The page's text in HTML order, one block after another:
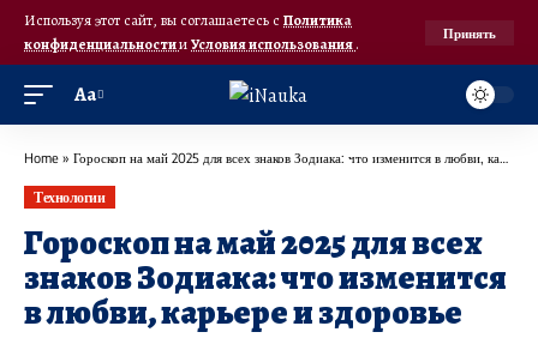
Используя этот сайт, вы соглашаетесь с Политика
конфиденциальностииУсловия использования.
Принять
Аа
Home » Гороскоп на май 2025 для всех знаков Зодиака: что изменится в любви, карьере и здоровье
Технологии
Гороскоп на май 2025 для всех
знаков Зодиака: что изменится
в любви, карьере и здоровье